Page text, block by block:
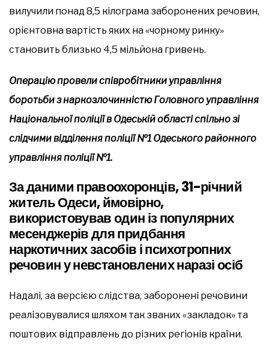
вилучили понад 8,5 кілограма заборонених речовин,
орієнтовна вартість яких на «чорному ринку»
становить близько 4,5 мільйона гривень.
Операцію провели співробітники управління
боротьби з наркозлочинністю Головного управління
Національної поліції в Одеській області спільно зі
слідчими відділення поліції №1 Одеського районного
управління поліції №1.
За даними правоохоронців, 31-річний
житель Одеси, ймовірно,
використовував один із популярних
месенджерів для придбання
наркотичних засобів і психотропних
речовин у невстановлених наразі осіб
Надалі, за версією слідства, заборонені речовини
реалізовувалися шляхом так званих «закладок» та
поштових відправлень до різних регіонів країни.